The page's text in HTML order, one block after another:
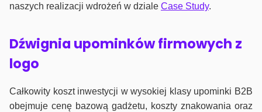
naszych realizacji wdrożeń w dziale Case Study.
Dźwignia upominków firmowych z
logo
Całkowity koszt inwestycji w wysokiej klasy upominki B2B
obejmuje cenę bazową gadżetu, koszty znakowania oraz